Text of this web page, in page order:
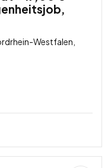
Westfalen,